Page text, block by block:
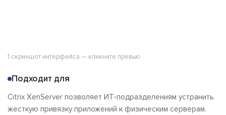
1 скриншот интерфейса — кликните превью
Подходит для
Citrix XenServer позволяет ИТ-подразделениям устранить
жесткую привязку приложений к физическим серверам.